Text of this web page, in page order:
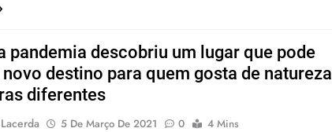
pandemia descobriu um lugar que pode
destino para quem gosta de natureza
diferentes
5 De Março De 2021 0 4 Mins